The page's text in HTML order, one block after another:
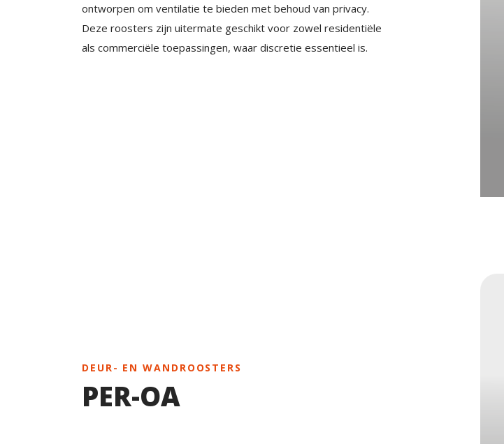
ontworpen om ventilatie te bieden met behoud van privacy.
Deze roosters zijn uitermate geschikt voor zowel residentiële
als commerciële toepassingen, waar discretie essentieel is.
DEUR- EN WANDROOSTERS
PER-OA